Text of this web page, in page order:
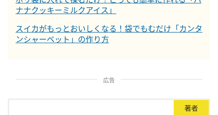
ナナクッキーミルクアイス」
スイカがもっとおいしくなる！袋でもむだけ「カンタ
ンシャーベット」の作り方
広告
著者